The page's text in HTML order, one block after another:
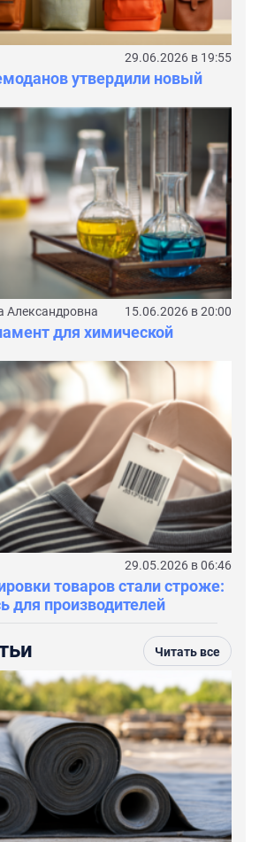
29.06.2026 в 19:55
утвердили новый
Александровна 15.06.2026 в 20:00
для химической
29.05.2026 в 06:46
товаров стали строже:
для производителей
Читать все